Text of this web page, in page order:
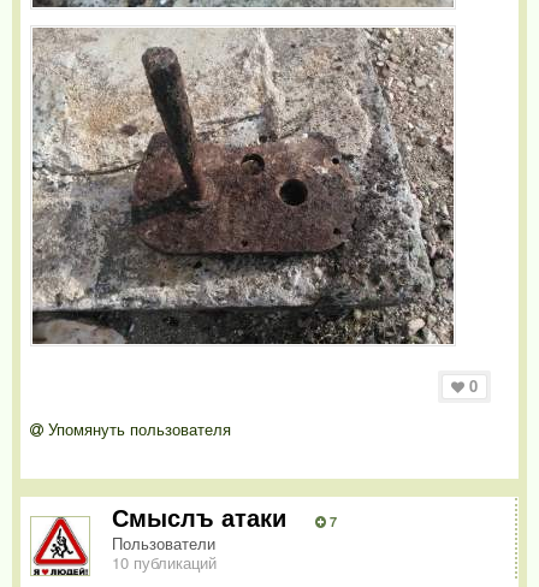
0
Упомянуть пользователя
Смыслъ атаки 7
Пользователи
10 публикаций